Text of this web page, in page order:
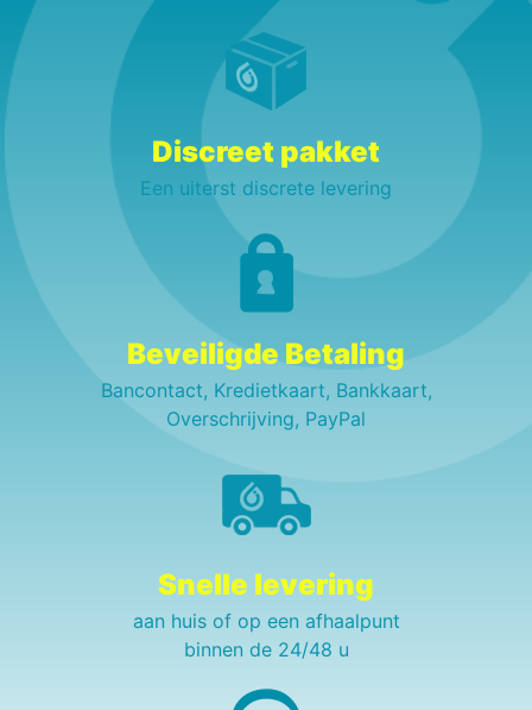
Discreet pakket
Een uiterst discrete levering
Beveiligde Betaling
Bancontact, Kredietkaart, Bankkaart,
Overschrijving, PayPal
Snelle levering
aan huis of op een afhaalpunt
binnen de 24/48 u